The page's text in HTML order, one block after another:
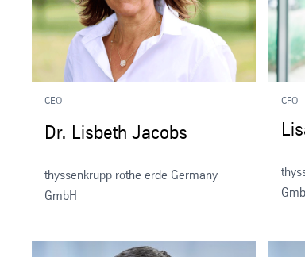
CEO
Dr. Lisbeth Jacobs
thyssenkrupp rothe erde Germany
GmbH
CFO